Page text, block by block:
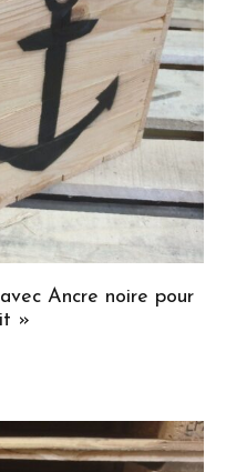
Ancre noire pour
»